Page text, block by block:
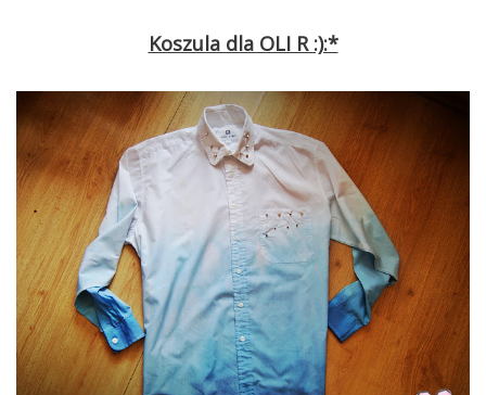
Koszula dla OLI R :):*